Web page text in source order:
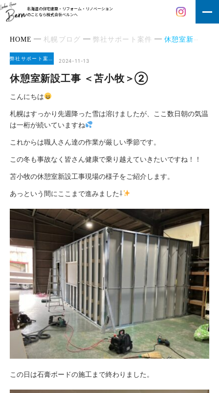
北海道の住宅建築・リフォーム・リノベーション
のことなら株式会社ベルンへ
HOME 札幌ブログ 弊社サポート案件 休憩室新設工事 ＜苫小牧＞②
弊社サポート案件 2024-11-13
休憩室新設工事 ＜苫小牧＞②
こんにちは
札幌はすっかり先週降った雪は溶けましたが、ここ数日朝の気温
は一桁が続いていますね
これからは職人さん達の作業が厳しい季節です。
この冬も事故なく皆さん健康で乗り越えていきたいですね！！
苫小牧の休憩室新設工事現場の様子をご紹介します。
あっという間にここまで進みました⇩
この日は石膏ボードの施工まで終わりました。